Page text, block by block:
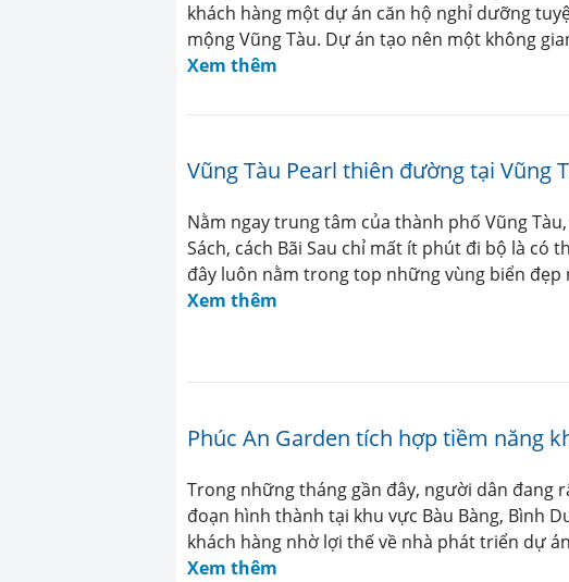
khách hàng một dự án căn hộ nghỉ dưỡng
mộng Vũng Tàu. Dự án tạo nên một không
Xem thêm
Vũng Tàu Pearl thiên đường tại Vũng
Nằm ngay trung tâm của thành phố Vũng
Sách, cách Bãi Sau chỉ mất ít phút đi bộ là có
đây luôn nằm trong top những vùng biển
Xem thêm
Phúc An Garden tích hợp tiềm năng
Trong những tháng gần đây, người dân đang
đoạn hình thành tại khu vực Bàu Bàng, Bình
khách hàng nhờ lợi thế về nhà phát triển dự
Xem thêm